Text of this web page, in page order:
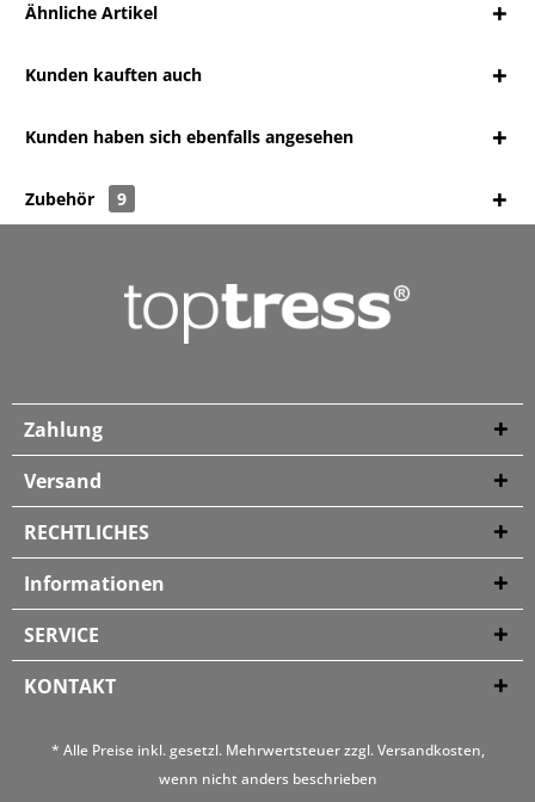
Ähnliche Artikel
Kunden kauften auch
Kunden haben sich ebenfalls angesehen
Zubehör 9
Zahlung
Versand
RECHTLICHES
Informationen
SERVICE
KONTAKT
* Alle Preise inkl. gesetzl. Mehrwertsteuer zzgl.Versandkosten,
wenn nicht anders beschrieben